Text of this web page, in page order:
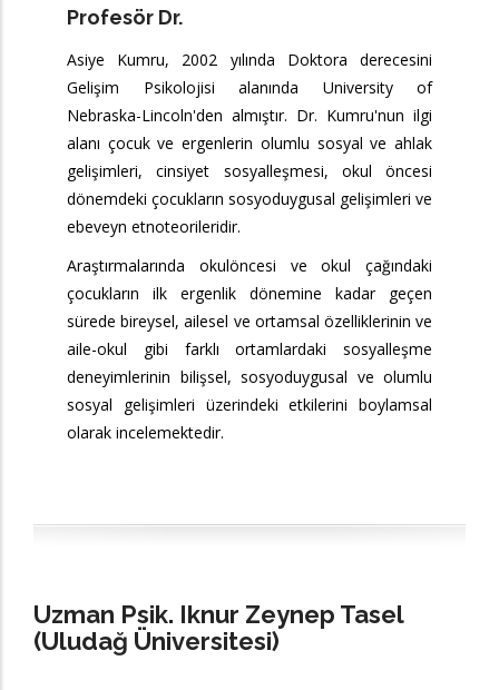
Profesör Dr.
Asiye Kumru, 2002 yılında Doktora derecesini
Gelişim Psikolojisi alanında University of
Nebraska-Lincoln'den almıştır. Dr. Kumru'nun ilgi
alanı çocuk ve ergenlerin olumlu sosyal ve ahlak
gelişimleri, cinsiyet sosyalleşmesi, okul öncesi
dönemdeki çocukların sosyoduygusal gelişimleri ve
ebeveyn etnoteorileridir.
Araştırmalarında okulöncesi ve okul çağındaki
çocukların ilk ergenlik dönemine kadar geçen
sürede bireysel, ailesel ve ortamsal özelliklerinin ve
aile-okul gibi farklı ortamlardaki sosyalleşme
deneyimlerinin bilişsel, sosyoduygusal ve olumlu
sosyal gelişimleri üzerindeki etkilerini boylamsal
olarak incelemektedir.
Uzman Psik. Iknur Zeynep Tasel
(Uludağ Üniversitesi)